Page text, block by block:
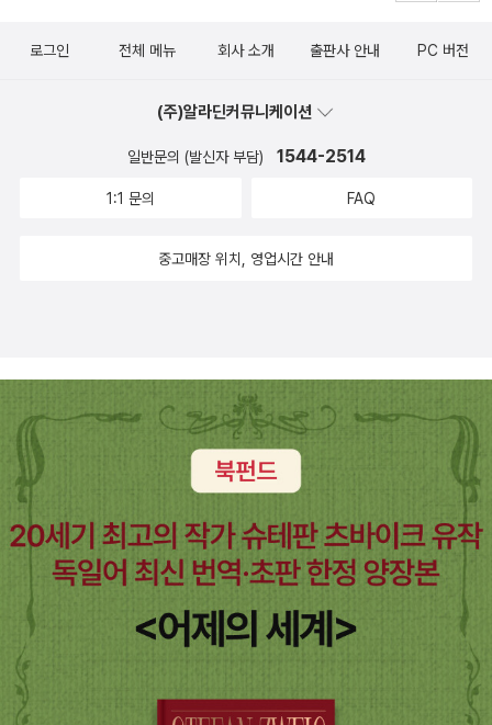
로그인 전체 메뉴 회사 소개 출판사 안내 PC 버전
(주)알라딘커뮤니케이션
일반문의 (발신자 부담) 1544-2514
1:1 문의 FAQ
중고매장 위치, 영업시간 안내